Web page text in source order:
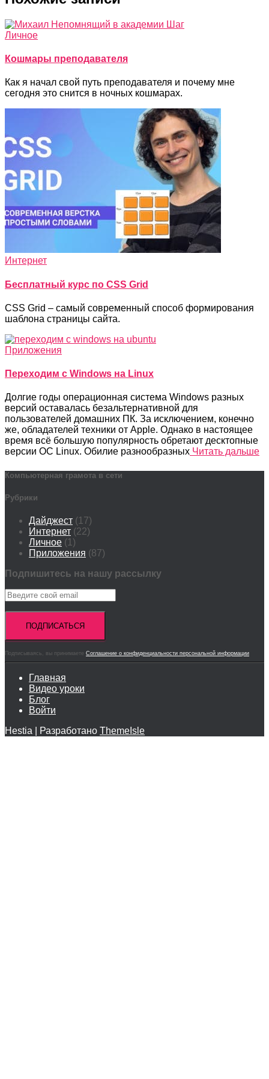
Личное
Кошмары преподавателя
Как я начал свой путь преподавателя и почему мне
сегодня это снится в ночных кошмарах.
Интернет
Бесплатный курс по CSS Grid
CSS Grid – самый современный способ формирования
шаблона страницы сайта.
Приложения
Переходим с Windows на Linux
Долгие годы операционная система Windows разных
версий оставалась безальтернативной для
пользователей домашних ПК. За исключением, конечно
же, обладателей техники от Apple. Однако в настоящее
время всё большую популярность обретают десктопные
версии ОС Linux. Обилие разнообразных Читать дальше
Компьютерная грамота в сети
Рубрики
Дайджест (17)
Интернет (22)
Личное (1)
Приложения (87)
Подпишитесь на нашу рассылку
Подписываясь, вы принимаете Соглашение о конфиденциальности персональной информации
Главная
Видео уроки
Блог
Войти
Hestia | Разработано ThemeIsle